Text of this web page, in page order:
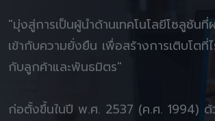
"มุ่งสู่การเป็นผู้นำด้านเทคโนโลยีโซลูชัน
เข้ากับความยั่งยืน เพื่อสร้างการเติบโตที่
กับลูกค้าและพันธมิตร"
ก่อตั้งขึ้นในปี พ.ศ. 2537 (ค.ศ. 1994) ด้